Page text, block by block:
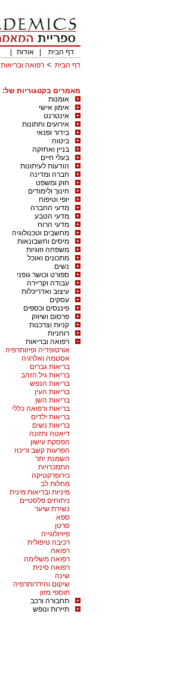
דף הבית
אודות
דף הבית
רפואה ובריאות
מאמרים בקטגוריות של:
אומנות
אימון אישי
אינטרנט
אירועים וחתונות
בידור ופנאי
ביטוח
בניין ואחזקה
בעלי חיים
הודעות לעיתונות
חברה ומדינה
חוק ומשפט
חינוך ולימודים
יופי וטיפוח
מדעי החברה
מדעי הטבע
מדעי הרוח
מחשבים וטכנולוגיה
מיסים וחשבונאות
משפחה וזוגיות
מתכונים ואוכל
נשים
ספורט וכושר גופני
עבודה וקריירה
עיצוב ואדריכלות
עסקים
פיננסים וכספים
פרסום ושיווק
קניות וצרכנות
רוחניות
רפואה ובריאות
אורטופדיה ופיזותרפיה
אסטמה ואלרגיה
בריאות גברים
בריאות גיל הזהב
בריאות הנפש
בריאות העין
בריאות השן
בריאות ורפואה כללי
בריאות ילדים
בריאות נשים
דיאטה ותזונה
הפסקת עישון
הפרעות קשב וריכוז
השמנת יתר
התמכרויות
כירופרקטיקה
מחלות לב
מיניות ובריאות מינית
ניתוחים פלסטיים
נשירת שיער
ספא
סרטן
פיזיולוגייה
רכיבה טיפולית
רפואה
רפואה משלימה
רפואה סינית
שינה
שיקום והידרותרפיה
תוספי מזון
תחבורה ורכב
תיירות ונופש